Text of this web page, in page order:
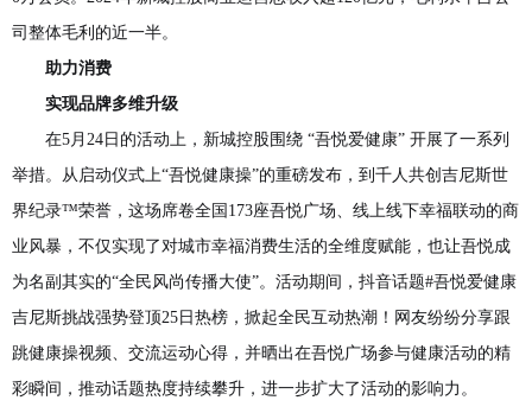
司整体毛利的近一半。
助力消费
实现品牌多维升级
在5月24日的活动上，新城控股围绕 “吾悦爱健康” 开展了一系列
举措。从启动仪式上“吾悦健康操”的重磅发布，到千人共创吉尼斯世
界纪录™荣誉，这场席卷全国173座吾悦广场、线上线下幸福联动的商
业风暴，不仅实现了对城市幸福消费生活的全维度赋能，也让吾悦成
为名副其实的“全民风尚传播大使”。活动期间，抖音话题#吾悦爱健康
吉尼斯挑战强势登顶25日热榜，掀起全民互动热潮！网友纷纷分享跟
跳健康操视频、交流运动心得，并晒出在吾悦广场参与健康活动的精
彩瞬间，推动话题热度持续攀升，进一步扩大了活动的影响力。